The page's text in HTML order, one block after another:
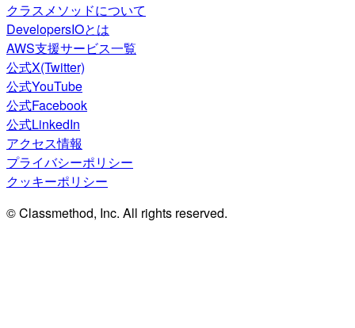
クラスメソッドについて
DevelopersIOとは
AWS支援サービス一覧
公式X(Twitter)
公式YouTube
公式Facebook
公式LinkedIn
アクセス情報
プライバシーポリシー
クッキーポリシー
© Classmethod, Inc. All rights reserved.